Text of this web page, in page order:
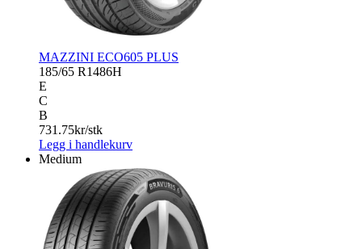
MAZZINI ECO605 PLUS
185/65 R1486H
E
C
B
731.75kr/stk
Legg i handlekurv
Medium